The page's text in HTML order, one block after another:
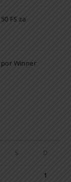
FS za
por Winner
S D
1